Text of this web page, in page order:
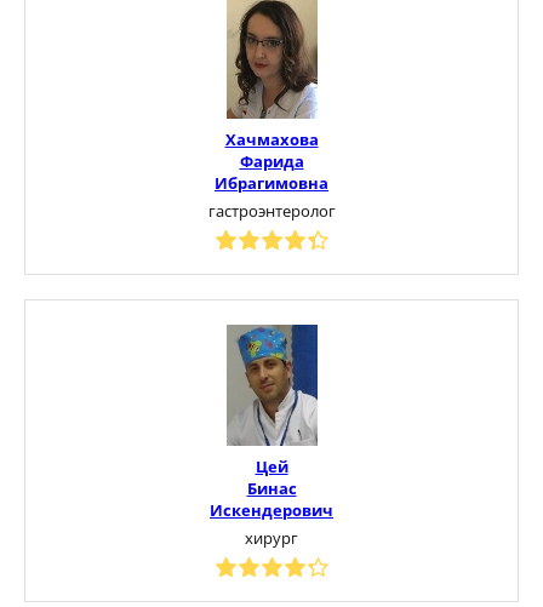
Хачмахова
Фарида
Ибрагимовна
гастроэнтеролог
Цей
Бинас
Искендерович
хирург